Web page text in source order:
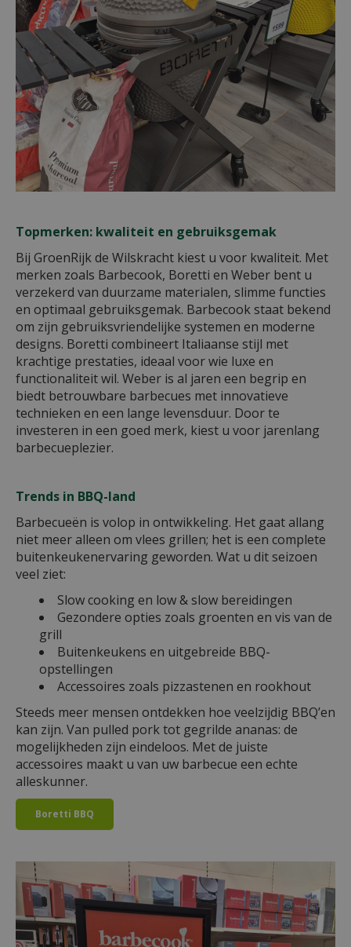
Topmerken: kwaliteit en gebruiksgemak
Bij GroenRijk de Wilskracht kiest u voor kwaliteit. Met
merken zoals Barbecook, Boretti en Weber bent u
verzekerd van duurzame materialen, slimme functies
en optimaal gebruiksgemak. Barbecook staat bekend
om zijn gebruiksvriendelijke systemen en moderne
designs. Boretti combineert Italiaanse stijl met
krachtige prestaties, ideaal voor wie luxe en
functionaliteit wil. Weber is al jaren een begrip en
biedt betrouwbare barbecues met innovatieve
technieken en een lange levensduur. Door te
investeren in een goed merk, kiest u voor jarenlang
barbecueplezier.
Trends in BBQ-land
Barbecueën is volop in ontwikkeling. Het gaat allang
niet meer alleen om vlees grillen; het is een complete
buitenkeukenervaring geworden. Wat u dit seizoen
veel ziet:
Slow cooking en low & slow bereidingen
Gezondere opties zoals groenten en vis van de
grill
Buitenkeukens en uitgebreide BBQ-
opstellingen
Accessoires zoals pizzastenen en rookhout
Steeds meer mensen ontdekken hoe veelzijdig BBQ’en
kan zijn. Van pulled pork tot gegrilde ananas: de
mogelijkheden zijn eindeloos. Met de juiste
accessoires maakt u van uw barbecue een echte
alleskunner.
Boretti BBQ